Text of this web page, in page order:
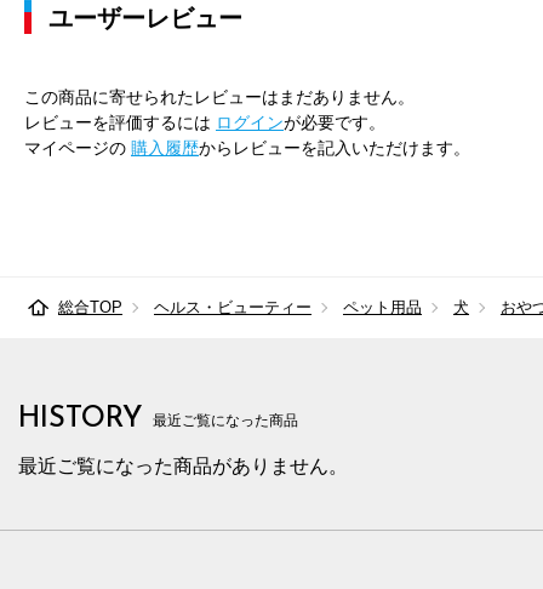
ユーザーレビュー
この商品に寄せられたレビューはまだありません。
レビューを評価するには ログインが必要です。
マイページの 購入履歴からレビューを記入いただけます。
総合TOP ヘルス・ビューティー ペット用品 犬 おや
HISTORY 最近ご覧になった商品
最近ご覧になった商品がありません。